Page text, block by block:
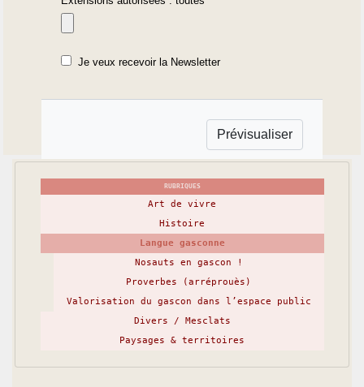
Je veux recevoir la Newsletter
RUBRIQUES
Art de vivre
Histoire
Langue gasconne
Nosauts en gascon !
Proverbes (arréprouès)
Valorisation du gascon dans l’espace public
Divers / Mesclats
Paysages & territoires